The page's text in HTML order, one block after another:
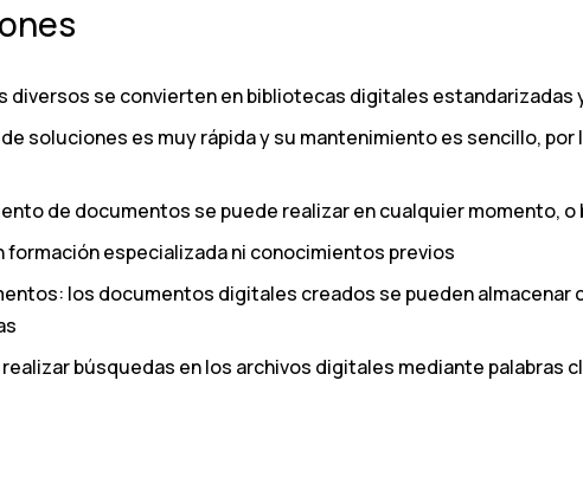
se convierten en bibliotecas digitales estandarizadas
soluciones es muy rápida y su mantenimiento es sencillo,
de documentos se puede realizar en cualquier momento,
especializada ni conocimientos previos
los documentos digitales creados se pueden almacenar
búsquedas en los archivos digitales mediante palabras